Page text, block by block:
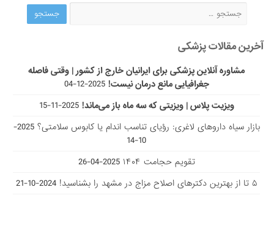
آخرین مقالات پزشکی
مشاوره آنلاین پزشکی برای ایرانیان خارج از کشور | وقتی فاصله
جغرافیایی مانع درمان نیست! 2025-12-04
ویزیت پلاس | ویزیتی که سه ماه باز می‌ماند! 2025-11-15
بازار سیاه داروهای لاغری: رؤیای تناسب اندام یا کابوس سلامتی؟
2025-
10-14
تقویم حجامت ۱۴۰۴
2025-04-26
۵ تا از بهترین دکتر‌های اصلاح مزاج در مشهد را بشناسید!
2024-10-21